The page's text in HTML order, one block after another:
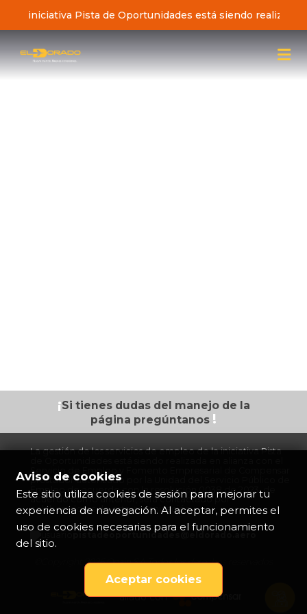
la iniciativa Pista de Oportunidades está siendo
¡Si tienes dudasdel manejo de la
página pregúntanos !
La gestión de los servicios de empleo de la iniciativa Pista
Servicio de Empleo y Fomento Empresarial de Compensar
prestador autorizado por la Unidad del Servicio Público de
Empleo de acuerdo con la resolución 0038 de 2023, de
acuerdo con lo anterior, será contactado por
colaboradores de esta organización.
pistadeoportunidades@eldorado.
©Copyright 2026 Opain S.A Todos los derechos reservados
aliado con
Aviso de cookies
Este sitio utiliza cookies de sesión para mejorar tu
experiencia de navegación. Al aceptar, permites el
uso de cookies necesarias para el funcionamiento
del sitio.
Aceptar cookies